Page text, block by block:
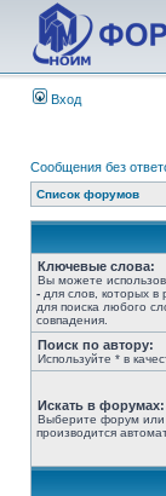
Вход
Сообщения без
Список форумов
Ключевые слова:
Вы можете
- для слов, которых
для поиска любого
совпадения.
Поиск по автору:
Используйте * в
Искать в форумах:
Выберите форум или
производится